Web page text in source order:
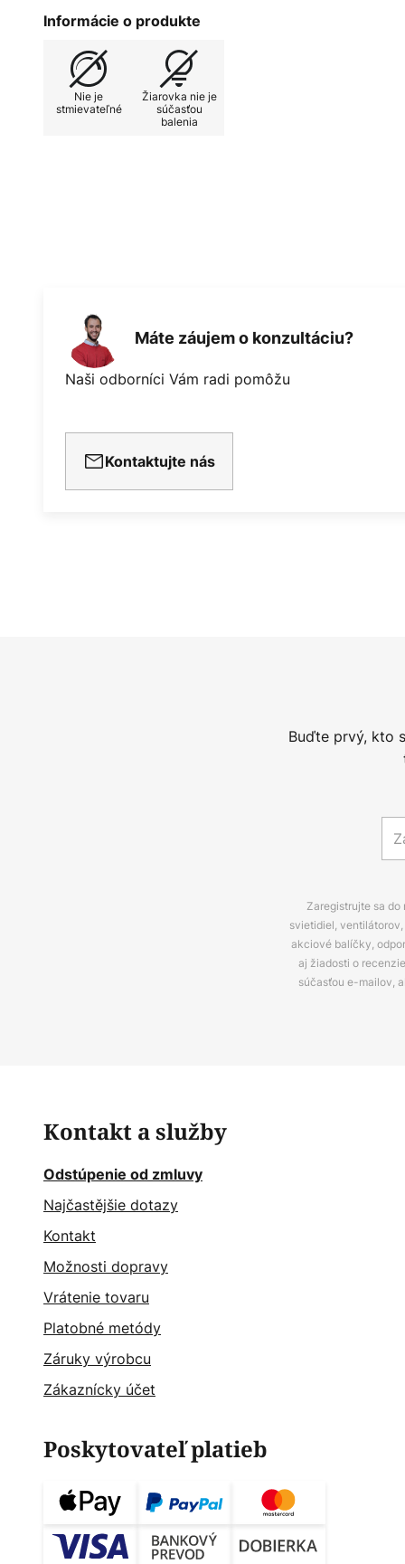
zdrojom svetla pre moderný
izbe, predsieni alebo spálni.
Informácie o produkte
Nie je
stmievateľné
Žiarovka nie je
súčasťou
balenia
Máte záujem o konzultáciu?
Naši odborníci Vám radi pomôžu
Kontaktujte nás
Buďte prvý, kto
Zaregistrujte sa
svietidiel,
akciové balíčky,
aj žiadosti o
súčasťou e-mailov,
Kontakt a služby
Odstúpenie od zmluvy
Najčastějšie dotazy
Kontakt
Možnosti dopravy
Vrátenie tovaru
Platobné metódy
Záruky výrobcu
Zákaznícky účet
Poskytovateľ platieb